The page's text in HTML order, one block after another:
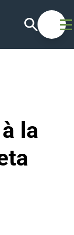
Recherche
la